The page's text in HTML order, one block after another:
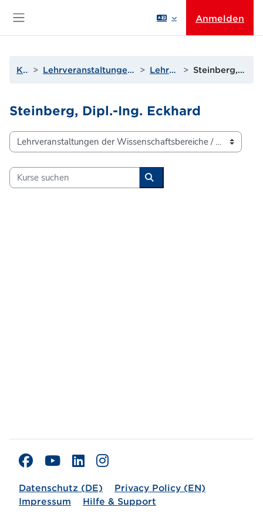
Anmelden
Kurse Lehrveranstaltungen der Wissenschaftsbereiche Lehrende Q bis T Steinberg, Dipl.-Ing. Eckhard
Steinberg, Dipl.-Ing. Eckhard
Kursbereiche
Kurse suchen
Kurse suchen
Datenschutz (DE)
Privacy Policy (EN)
Impressum
Hilfe & Support